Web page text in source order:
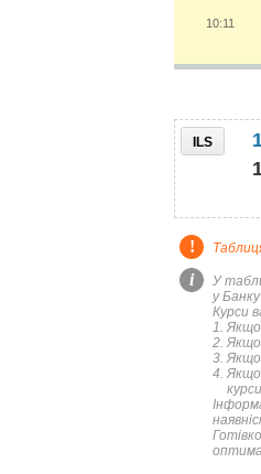
10:11
ILS
!
i
У
у
Курси
Якщо
Якщо
Якщо
Якщо